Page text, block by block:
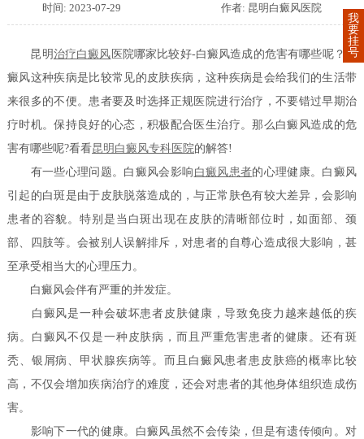
时间: 2023-07-29 作者: 昆明白癜风医院
昆明治疗白癜风 医院哪家比较好-白癜风造成的危害有哪些呢？白
癜风这种疾病是比较常见的皮肤疾病，这种疾病是会给我们的生活带
来很多的不便。患者要及时选择正规医院进行治疗，不要错过早期治
疗时机。保持良好的心态，积极配合医生治疗。那么白癜风造成的危
害有哪些呢?看看昆明白癜风专科医院的解答!
有一些心理问题。白癜风会影响 白癜风患者的心理健康。白癜风
引起的白斑是由于皮肤脱落造成的，与正常肤色有较大差异，会影响
患者的容貌。特别是当白斑出现在皮肤的清晰部位时，如面部、颈
部、四肢等。会被别人误解排斥，对患者的自尊心造成很大影响，甚
至承受相当大的心理压力。
白癜风会伴有严重的并发症。
白癜风是一种会破坏患者皮肤健康，导致免疫力越来越低的疾
病。白癜风不仅是一种皮肤病，而且严重危害患者的健康。还有斑
秃、银屑病、甲状腺疾病等。而且白癜风患者患皮肤癌的概率比较
高，不仅会增加疾病治疗的难度，还会对患者的其他身体组织造成伤
害。
影响下一代的健康。白癜风虽然不会传染，但是有遗传倾向。对
我
要
挂
号